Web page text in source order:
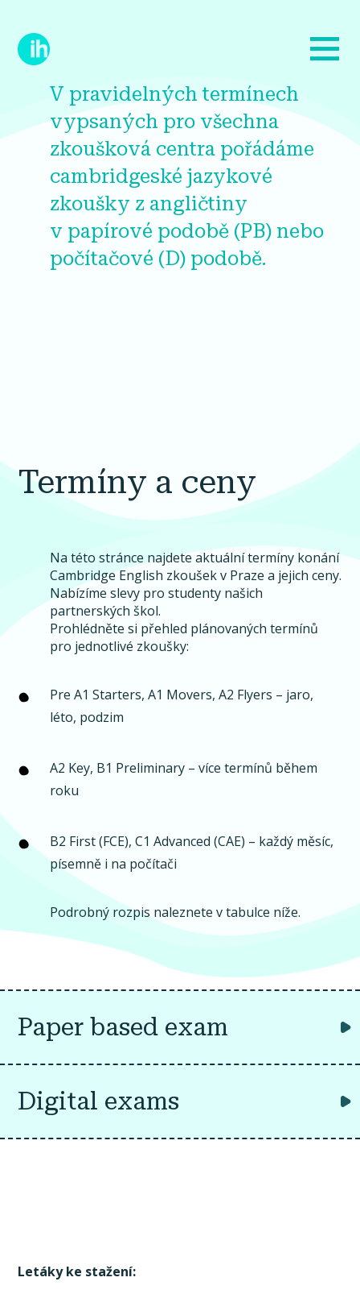
V pravidelných termínech
vypsaných pro všechna
zkoušková centra pořádáme
cambridgeské jazykové
zkoušky z angličtiny
v papírové podobě (PB) nebo
počítačové (D) podobě.
Termíny a ceny
Na této stránce najdete aktuální termíny konání
Cambridge English zkoušek v Praze a jejich ceny.
Nabízíme slevy pro studenty našich
partnerských škol.
Prohlédněte si přehled plánovaných termínů
pro jednotlivé zkoušky:
Pre A1 Starters, A1 Movers, A2 Flyers – jaro,
léto, podzim
A2 Key, B1 Preliminary – více termínů během
roku
B2 First (FCE), C1 Advanced (CAE) – každý měsíc,
písemně i na počítači
Podrobný rozpis naleznete v tabulce níže.
Paper based exam
Digital exams
Letáky ke stažení: